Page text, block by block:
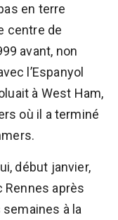
en terre
centre de
avant, non
l’Espanyol
à West Ham,
où il a terminé
début janvier,
Rennes après
à la